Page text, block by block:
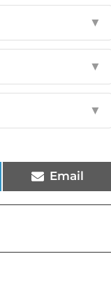
▼
▼
▼
Email